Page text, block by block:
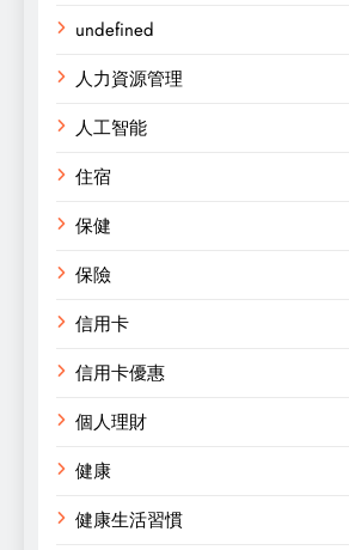
undefined
人力資源管理
人工智能
住宿
保健
保險
信用卡
信用卡優惠
個人理財
健康
健康生活習慣